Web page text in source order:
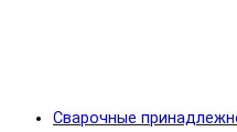
Сварочные